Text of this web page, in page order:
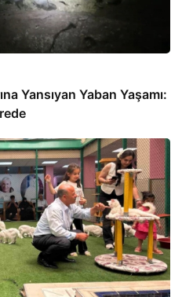
Yansıyan Yaban Yaşamı: